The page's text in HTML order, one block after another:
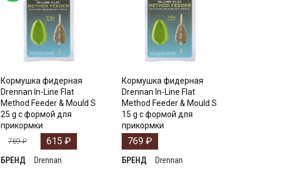
Кормушка фидерная
Drennan In-Line Flat
Method Feeder & Mould S
25 g с формой для
прикормки
769₽ 615 ₽
БРЕНД
Drennan
Кормушка фидерная
Drennan In-Line Flat
Method Feeder & Mould S
15 g с формой для
прикормки
769₽
БРЕНД
Drennan